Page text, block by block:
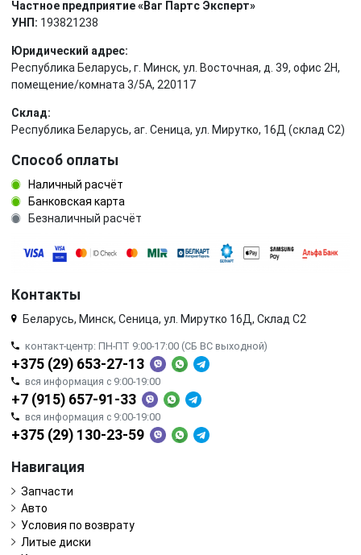
Частное предприятие «Ваг Партс Эксперт»
УНП: 193821238
Юридический адрес:
Республика Беларусь, г. Минск, ул. Восточная, д. 39, офис 2Н,
помещение/комната 3/5А, 220117
Склад:
Республика Беларусь, аг. Сеница, ул. Мирутко, 16Д (склад С2)
Способ оплаты
Наличный расчёт
Банковская карта
Безналичный расчёт
Контакты
Беларусь, Минск, Сеница, ул. Мирутко 16Д, Склад С2
контакт-центр: ПН-ПТ 9:00-17:00 (СБ ВС выходной)
+375 (29) 653-27-13
вся информация с 9:00-19:00
+7 (915) 657-91-33
вся информация с 9:00-19:00
+375 (29) 130-23-59
Навигация
Запчасти
Авто
Условия по возврату
Литые диски